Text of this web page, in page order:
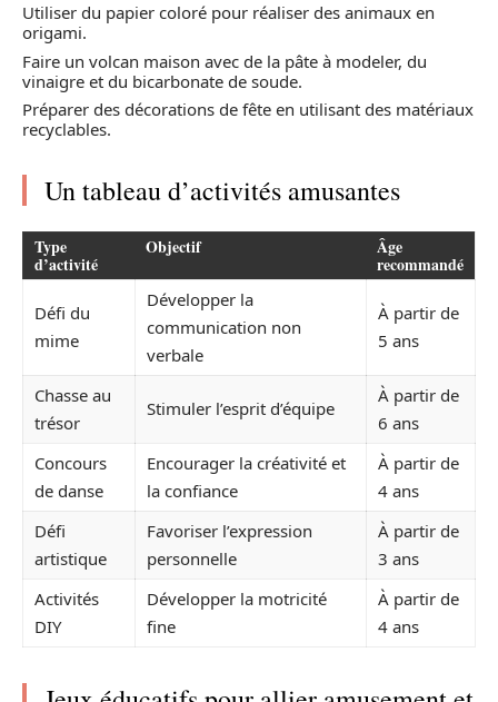
Utiliser du papier coloré pour réaliser des animaux en
origami.
Faire un volcan maison avec de la pâte à modeler, du
vinaigre et du bicarbonate de soude.
Préparer des décorations de fête en utilisant des matériaux
recyclables.
Un tableau d’activités amusantes
Type
d’activité
Objectif Âge
recommandé
Défi du
mime
Développer la
communication non
verbale
À partir de
5 ans
Chasse au
trésor
Stimuler l’esprit d’équipe
À partir de
6 ans
Concours
de danse
Encourager la créativité et
la confiance
À partir de
4 ans
Défi
artistique
Favoriser l’expression
personnelle
À partir de
3 ans
Activités
DIY
Développer la motricité
fine
À partir de
4 ans